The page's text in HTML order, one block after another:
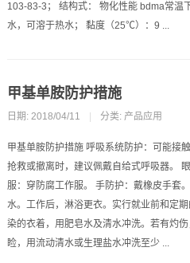
103-83-3； 结构式： 物化性能 bdma常温
水，可溶于热水； 黏度（25℃）：9 ...
甲基单胺防护措施
日期: 2018/04/11 分类: 产品应用
甲基单胺防护措施 呼吸系统防护：可能接
抢救或撤离时，建议佩戴自给式呼吸器。
服：穿防腐工作服。 手防护：戴橡皮手套
水。工作后，淋浴更衣。实行就业前和定
染的衣着，用肥皂水及清水冲洗。若有灼
睑，用流动清水或生理盐水冲洗至少 ...